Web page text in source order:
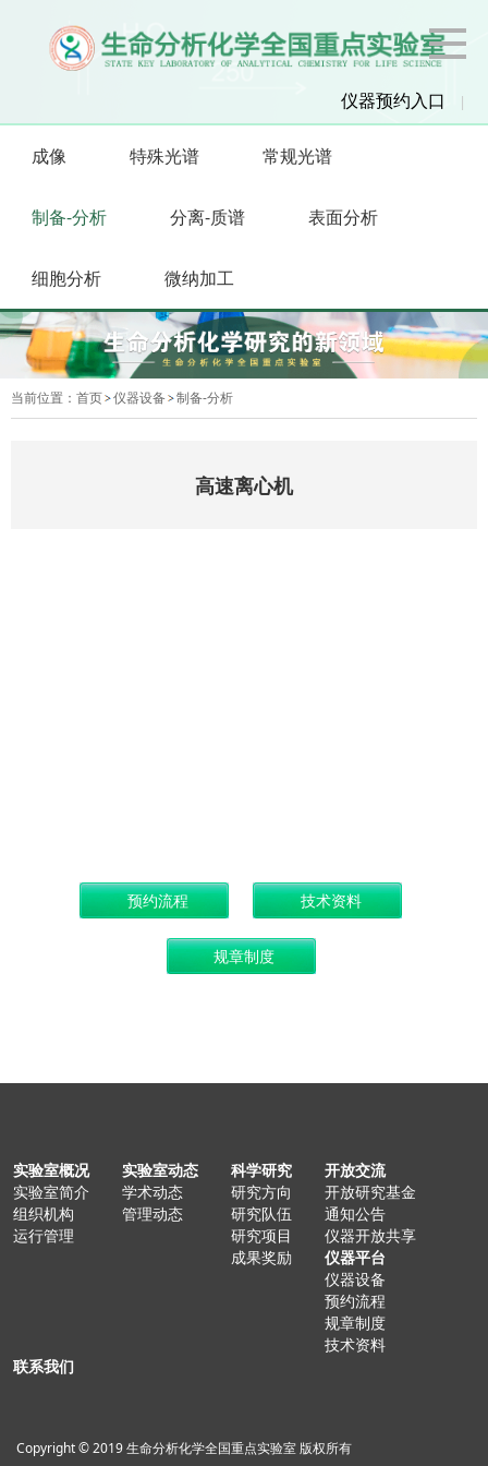
仪器预约入口 |
成像 特殊光谱 常规光谱
制备-分析 分离-质谱 表面分析
细胞分析 微纳加工
当前位置： 首页 仪器设备 制备-分析
高速离心机
实验室概况
实验室简介
组织机构
运行管理
实验室动态
学术动态
管理动态
科学研究
研究方向
研究队伍
研究项目
成果奖励
开放交流
开放研究基金
通知公告
仪器开放共享
仪器平台
仪器设备
预约流程
规章制度
技术资料
联系我们
Copyright © 2019 生命分析化学全国重点实验室 版权所有